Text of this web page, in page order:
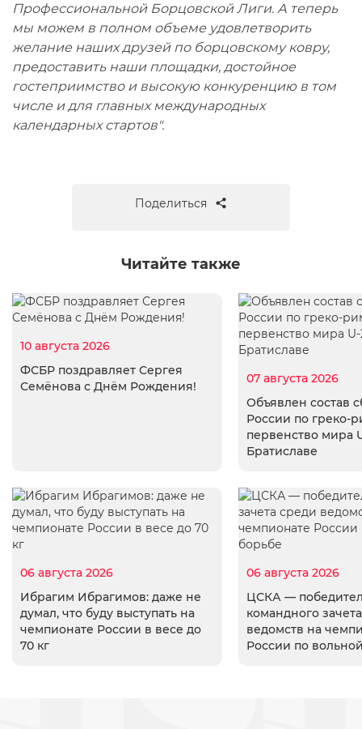
Профессиональной Борцовской Лиги. А теперь
мы можем в полном объеме удовлетворить
желание наших друзей по борцовскому ковру,
предоставить наши площадки, достойное
гостеприимство и высокую конкуренцию в том
числе и для главных международных
календарных стартов".
Поделиться
Читайте также
10 августа 2026
ФСБР поздравляет Сергея
Семёнова с Днём Рождения!
07 августа 2026
Объявлен состав
России по греко-
первенство мира
Братиславе
06 августа 2026
Ибрагим Ибрагимов: даже не
думал, что буду выступать на
чемпионате России в весе до
70 кг
06 августа 2026
ЦСКА —
командного
ведомств на
России по